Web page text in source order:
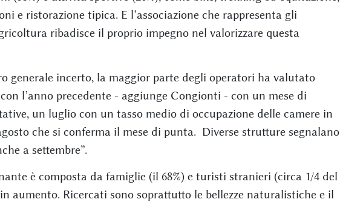
e ristorazione tipica. E l’associazione che rappresenta gli
ribadisce il proprio impegno nel valorizzare questa
generale incerto, la maggior parte degli operatori ha valutato
l’anno precedente - aggiunge Congionti - con un mese di
un luglio con un tasso medio di occupazione delle camere in
che si conferma il mese di punta. Diverse strutture segnalano
a settembre”.
è composta da famiglie (il 68%) e turisti stranieri (circa 1/4 del
aumento. Ricercati sono soprattutto le bellezze naturalistiche e il